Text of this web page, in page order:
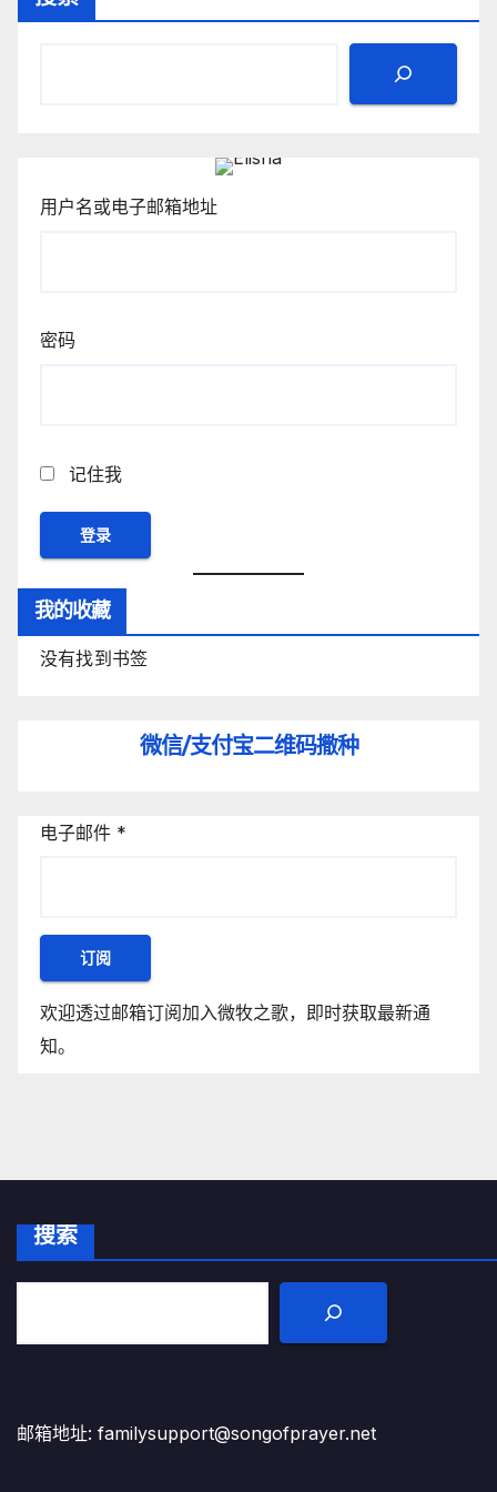
用户名或电子邮箱地址
密码
记住我
我的收藏
没有找到书签
微信/支付宝二维码撒种
电子邮件 *
订阅
欢迎透过邮箱订阅加入微牧之歌，即时获取最新通
知。
搜索
邮箱地址: familysupport@songofprayer.net